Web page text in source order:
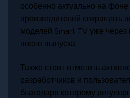
особенно актуально на
производителей сокращать
моделей Smart TV уже через
после выпуска.
Также стоит отметить
разработчиков и
благодаря которому